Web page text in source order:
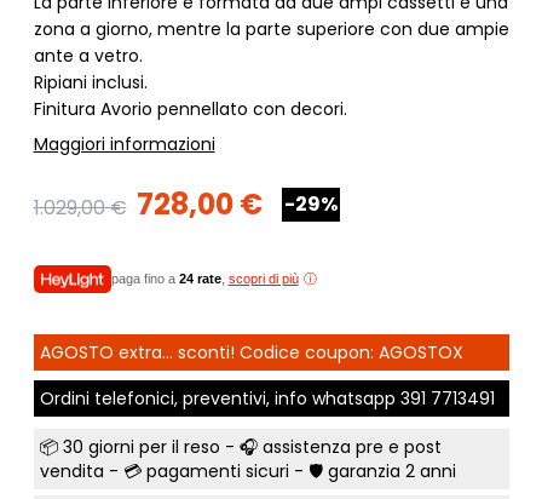
zona a giorno, mentre la parte superiore con due ampie
ante a vetro.
Ripiani inclusi.
Finitura Avorio pennellato con decori.
Maggiori informazioni
1.029,00 € 728,00 € -29%
paga fino a 24 rate, scopri di più
AGOSTO extra... sconti! Codice coupon: AGOSTOX
Ordini telefonici, preventivi, info whatsapp 391 7713491
📦 30 giorni per il reso - 🎧 assistenza pre e post
vendita - 💳 pagamenti sicuri - 🛡️ garanzia 2 anni